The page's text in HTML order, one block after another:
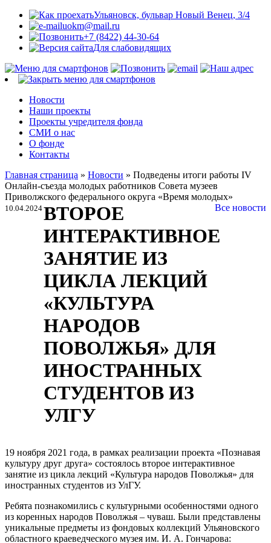
Ульяновск, бульвар Новый Венец, 3/4
uokm@mail.ru
+7 (8422) 44-30-64
Для слабовидящих
Новости
Наши проекты
Проекты учредителя фонда
СМИ о нас
О фонде
Контакты
Главная страница » Новости » Подведены итоги работы IV
Онлайн-съезда молодых работников Совета музеев
Приволжского федерального округа «Время молодых»
10.04.2024 Все новости
ВТОРОЕ
ИНТЕРАКТИВНОЕ
ЗАНЯТИЕ ИЗ
ЦИКЛА ЛЕКЦИЙ
«КУЛЬТУРА
НАРОДОВ
ПОВОЛЖЬЯ» ДЛЯ
ИНОСТРАННЫХ
СТУДЕНТОВ ИЗ
УЛГУ
19 ноября 2021 года, в рамках реализации проекта «Познавая
культуру друг друга» состоялось второе интерактивное
занятие из цикла лекций «Культура народов Поволжья» для
иностранных студентов из УлГУ.
Ребята познакомились с культурными особенностями одного
из коренных народов Поволжья – чуваш. Были представлены
уникальные предметы из фондовых коллекций Ульяновского
областного краеведческого музея им. И. А. Гончарова: